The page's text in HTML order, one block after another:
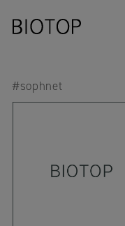
#sophnet